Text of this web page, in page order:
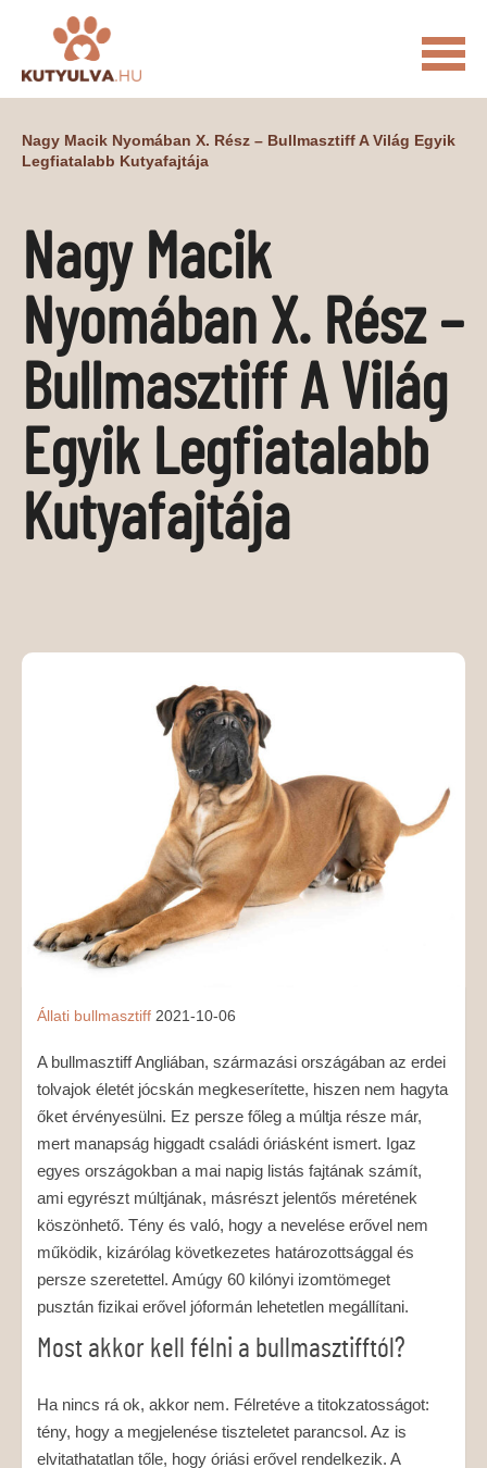
MACSKÁS VIDEÓK
CUKI ÉLETKÉPEK NÖVÉNYEK
ÁLLATI
ÁLLATI ELEDELEK ÁLLATI FELSZERELÉSEK
ÁLLATI SZOLGÁLTATÁSOK
PR CIKKEK
MÉDIAAJÁNLAT
KAPCSOLAT
Nagy Macik Nyomában X. Rész – Bullmasztiff A Világ Egyik
Legfiatalabb Kutyafajtája
Nagy Macik
Nyomában X. Rész –
Bullmasztiff A Világ
Egyik Legfiatalabb
Kutyafajtája
Állati bullmasztiff 2021-10-06
A bullmasztiff Angliában, származási országában az erdei
tolvajok életét jócskán megkeserítette, hiszen nem hagyta
őket érvényesülni. Ez persze főleg a múltja része már,
mert manapság higgadt családi óriásként ismert. Igaz
egyes országokban a mai napig listás fajtának számít,
ami egyrészt múltjának, másrészt jelentős méretének
köszönhető. Tény és való, hogy a nevelése erővel nem
működik, kizárólag következetes határozottsággal és
persze szeretettel. Amúgy 60 kilónyi izomtömeget
pusztán fizikai erővel jóformán lehetetlen megállítani.
Most akkor kell félni a bullmasztifftól?
Ha nincs rá ok, akkor nem. Félretéve a titokzatosságot:
tény, hogy a megjelenése tiszteletet parancsol. Az is
elvitathatatlan tőle, hogy óriási erővel rendelkezik. A